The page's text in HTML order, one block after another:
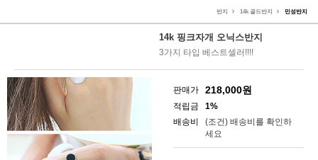
반지 14k 골드반지 민성반지
14k 핑크자개 오닉스반지
3가지 타입 베스트셀러!!!!
판매가 218,000원
적립금
1%
배송비
(조건) 배송비를 확인하
세요